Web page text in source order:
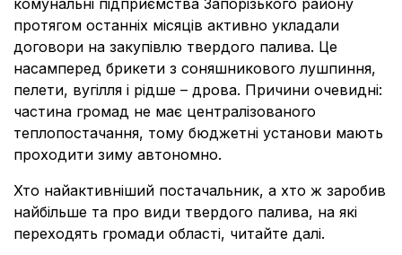
комунальні підприємства Запорізького району
протягом останніх місяців активно укладали
договори на закупівлю твердого палива. Це
насамперед брикети з соняшникового лушпиння,
пелети, вугілля і рідше – дрова. Причини очевидні:
частина громад не має централізованого
теплопостачання, тому бюджетні установи мають
проходити зиму автономно.
Хто найактивніший постачальник, а хто ж заробив
найбільше та про види твердого палива, на які
переходять громади області, читайте далі.